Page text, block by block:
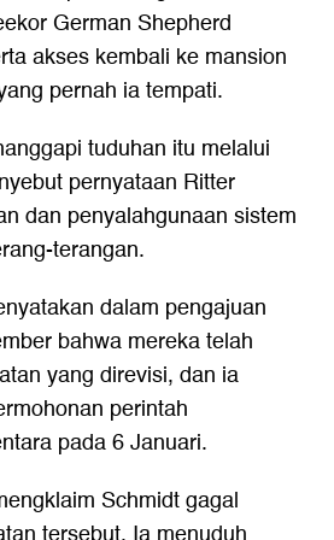
German Shepherd
akses kembali ke mansion
pernah ia tempati.
tuduhan itu melalui
pernyataan Ritter
dan penyalahgunaan sistem
terangan.
dalam pengajuan
bahwa mereka telah
yang direvisi, dan ia
perintah
pada 6 Januari.
Schmidt gagal